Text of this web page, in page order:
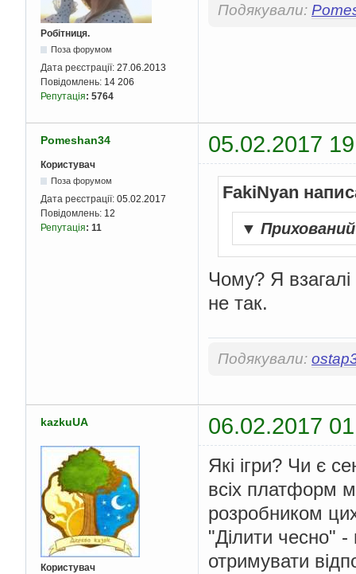
Робітниця.
Поза форумом
Дата реєстрації: 27.06.2013
Повідомлень: 14 206
Репутація: 5764
Подякували:
Pomeshan34 05.02.2017
Користувач
Поза форумом
Дата реєстрації: 05.02.2017
Повідомлень: 12
Репутація: 11
FakiNyan
▼
Чому? Я
не так.
Подякували:
kazkuUA 06.02.2017
Користувач
Які ігри? Чи є
всіх платформ
розробником
"Ділити чесно" -
отримувати